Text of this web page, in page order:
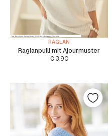
RAGLAN
Raglanpulli mit Ajourmuster
€3.90